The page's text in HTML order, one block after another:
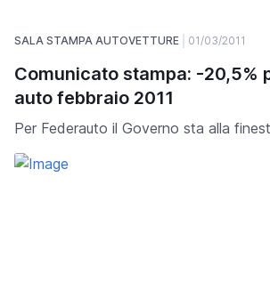
SALA STAMPA AUTOVETTURE 01/03/2011
Comunicato stampa: -20,5%
auto febbraio 2011
Per Federauto il Governo sta alla